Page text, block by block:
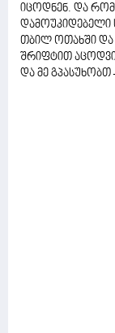
იცოდნენ. და რომ
დამოუკიდებელი
თბილ ოთახში და
შრიფტით
და მე